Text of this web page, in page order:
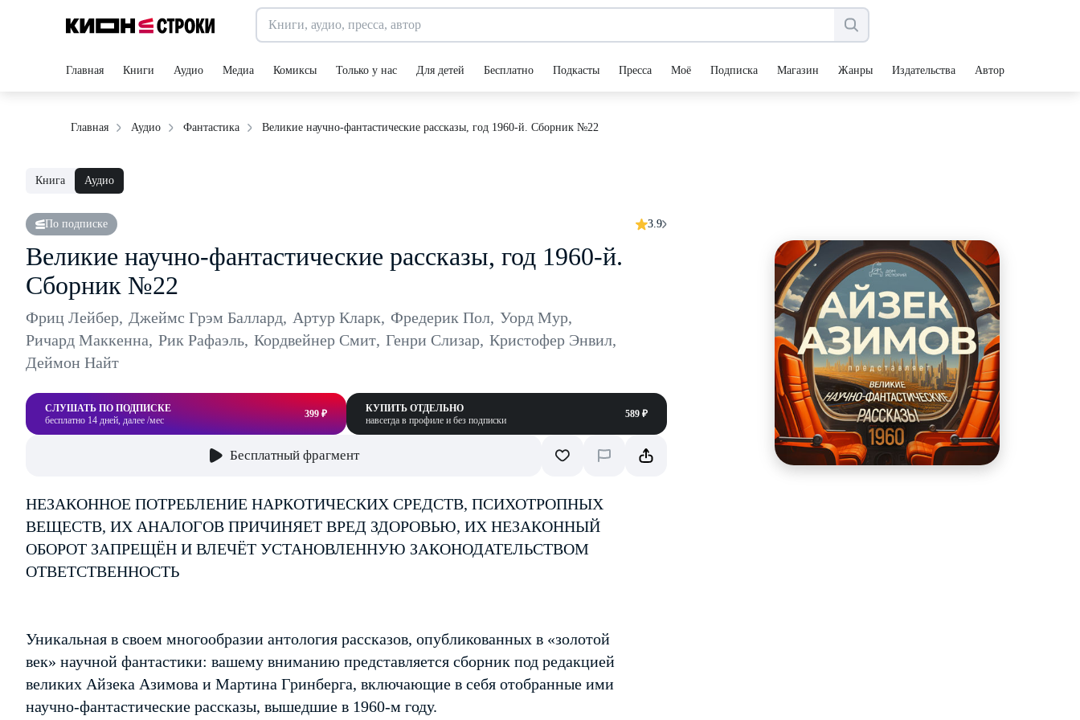
Главная Книги Аудио Медиа Комиксы Только у нас Для детей Бесплатно Подкасты Пресса Моё Подписка Магазин Жанры Издательства Авторы
Главная Аудио Фантастика Великие научно-фантастические рассказы, год 1960-й. Сборник №22
Книга Аудио
По подписке 3.9
Великие научно-фантастические рассказы, год 1960-й.
Сборник №22
Фриц Лейбер, Джеймс Грэм Баллард, Артур Кларк, Фредерик Пол, Уорд Мур,
Ричард Маккенна, Рик Рафаэль, Кордвейнер Смит, Генри Слизар, Кристофер Энвил,
Деймон Найт
СЛУШАТЬ ПО ПОДПИСКЕ
бесплатно 14 дней, далее /мес
399 ₽
КУПИТЬ ОТДЕЛЬНО
навсегда в профиле и без подписки
589 ₽
Бесплатный фрагмент
НЕЗАКОННОЕ ПОТРЕБЛЕНИЕ НАРКОТИЧЕСКИХ СРЕДСТВ, ПСИХОТРОПНЫХ
ВЕЩЕСТВ, ИХ АНАЛОГОВ ПРИЧИНЯЕТ ВРЕД ЗДОРОВЬЮ, ИХ НЕЗАКОННЫЙ
ОБОРОТ ЗАПРЕЩЁН И ВЛЕЧЁТ УСТАНОВЛЕННУЮ ЗАКОНОДАТЕЛЬСТВОМ
ОТВЕТСТВЕННОСТЬ
Уникальная в своем многообразии антология рассказов, опубликованных в «золотой
век» научной фантастики: вашему вниманию представляется сборник под редакцией
великих Айзека Азимова и Мартина Гринберга, включающие в себя отобранные ими
научно-фантастические рассказы, вышедшие в 1960-м году.